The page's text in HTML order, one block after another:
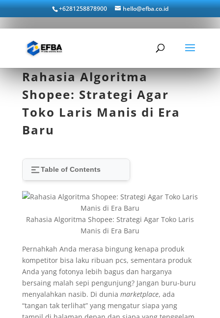
+6281258878900 hello@efba.co.id
Rahasia Algoritma
Shopee: Strategi Agar
Toko Laris Manis di Era
Baru
Table of Contents
Rahasia Algoritma Shopee: Strategi Agar Toko Laris
Manis di Era Baru
Pernahkah Anda merasa bingung kenapa produk
kompetitor bisa laku ribuan pcs, sementara produk
Anda yang fotonya lebih bagus dan harganya
bersaing malah sepi pengunjung? Jangan buru-buru
menyalahkan nasib. Di dunia marketplace, ada
“tangan tak terlihat” yang mengatur siapa yang